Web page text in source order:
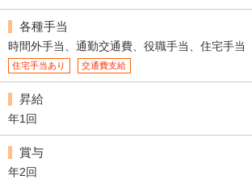
各種手当
時間外手当、通勤交通費、役職手当、住宅手当
住宅手当あり 交通費支給
昇給
年1回
賞与
年2回